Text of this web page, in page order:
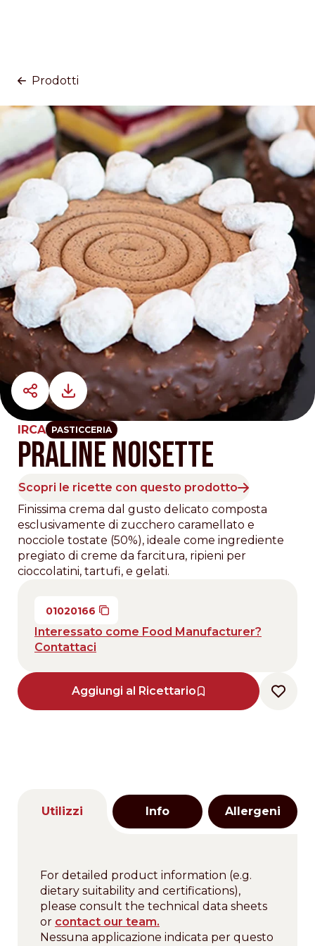
Prodotti
IRCA PASTICCERIA
PRALINE NOISETTE
Scopri le ricette con questo prodotto
Finissima crema dal gusto delicato composta
esclusivamente di zucchero caramellato e
nocciole tostate (50%), ideale come ingrediente
pregiato di creme da farcitura, ripieni per
cioccolatini, tartufi, e gelati.
01020166
Interessato come Food Manufacturer?
Contattaci
Aggiungi al Ricettario
Utilizzi Info Allergeni
For detailed product information (e.g.
dietary suitability and certifications),
please consult the technical data sheets
or contact our team.
Nessuna applicazione indicata per questo